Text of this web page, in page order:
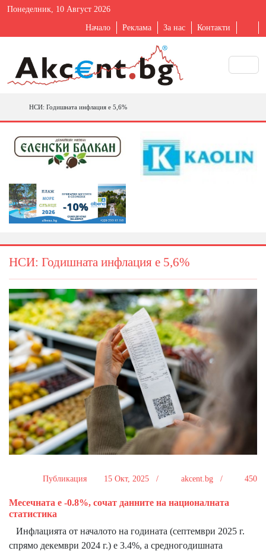
Понеделник, 10 Август 2026
Начало Реклама За нас Контакти
НСИ: Годишната инфлация е 5,6%
НСИ: Годишната инфлация е 5,6%
Публикация 15 Окт, 2025 / akcent.bg / 450
Месечната е -0.8%, сочат данните на националната
статистика
Инфлацията от началото на годината (септември 2025 г.
спрямо декември 2024 г.) е 3.4%, а средногодишната